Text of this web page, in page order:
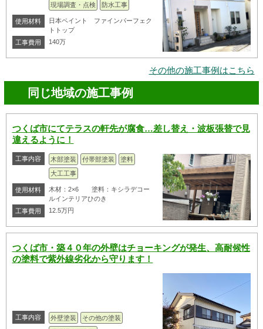
現場調査・点検
防水工事
使用材料
日本ペイント ファインパーフェク
トトップ
工事費用
140万
その他の施工事例はこちら
同じ地域の施工事例
つくば市にてテラスの軒先が腐食…差し替え・波板張替で見
違えるように！
工事内容 木部塗装 付帯部塗装
塗料
大工工事
使用材料
木材：2×6 塗料：キシラデコー
ルインテリアひのき
工事費用
12.5万円
つくば市・築４０年の外壁はチョーキングが発生、高耐候性
の塗料で紫外線劣化から守ります！
工事内容 外壁塗装
その他の塗装